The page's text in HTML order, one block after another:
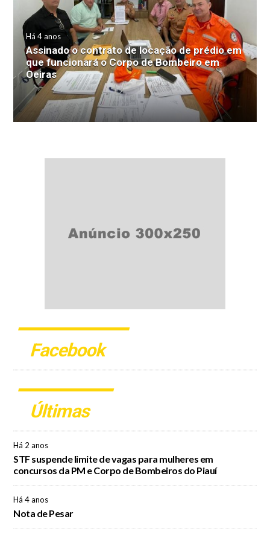
Há 4 anos
Assinado o contrato de locação de prédio em
que funcionará o Corpo de Bombeiro em
Oeiras
Facebook
Últimas
Há 2 anos
STF suspende limite de vagas para mulheres em
concursos da PM e Corpo de Bombeiros do Piauí
Há 4 anos
Nota de Pesar